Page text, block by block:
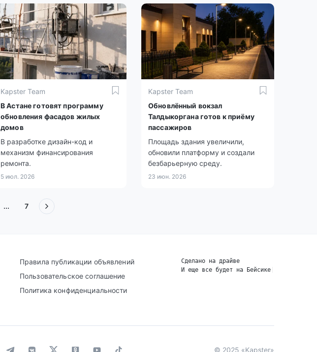
Kapster Team
В Астане готовят программу
обновления фасадов жилых
домов
В разработке дизайн-код и
механизм финансирования
ремонта.
5 июл. 2026
Kapster Team
Обновлённый вокзал
Талдыкоргана готов к приёму
пассажиров
Площадь здания увеличили,
обновили платформу и создали
безбарьерную среду.
23 июн. 2026
... 7
Правила публикации объявлений
Пользовательское соглашение
Политика конфиденциальности
Сделано на драйве
И еще все будет на Бейсике
© 2025 «Kapster»